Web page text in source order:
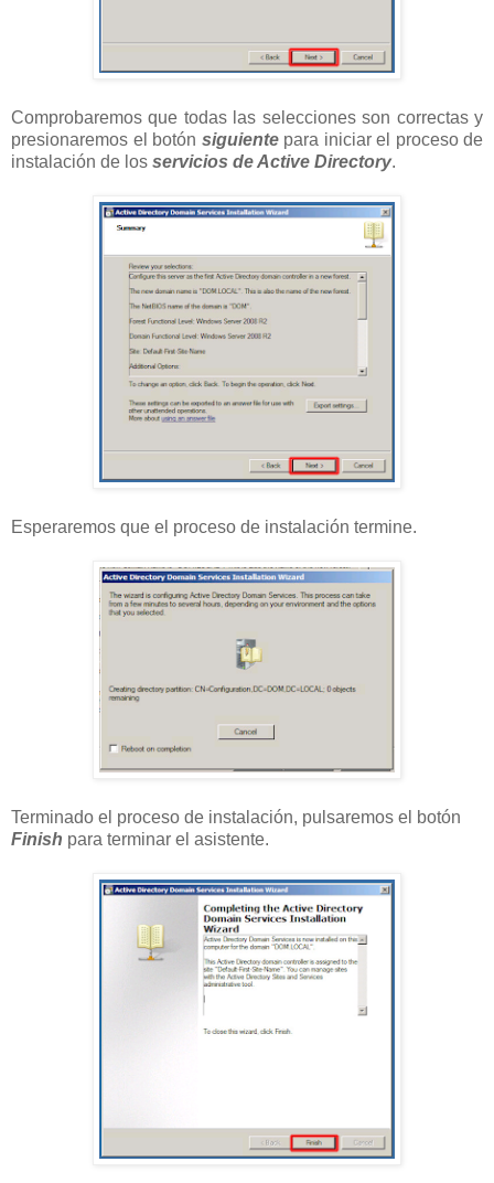
Comprobaremos que todas las selecciones son correctas y
presionaremos el botón siguientepara iniciar el proceso de
instalación de los servicios de Active Directory.
Esperaremos que el proceso de instalación termine.
Terminado el proceso de instalación, pulsaremos el botón
Finish para terminar el asistente.